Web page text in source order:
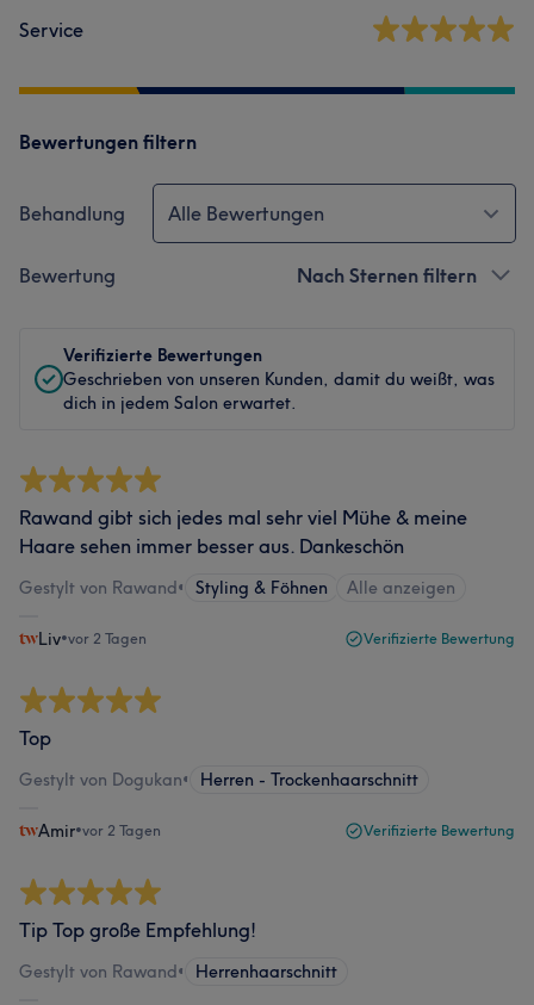
Service
Bewertungen filtern
Behandlung Alle Bewertungen
Bewertung Nach Sternen filtern
Verifizierte Bewertungen
Geschrieben von unseren Kunden, damit du weißt, was
dich in jedem Salon erwartet.
Rawand gibt sich jedes mal sehr viel Mühe & meine
Haare sehen immer besser aus. Dankeschön
Gestylt von Rawand• Styling & Föhnen Alle anzeigen
Liv•vor 2 Tagen Verifizierte Bewertung
Top
Gestylt von Dogukan• Herren - Trockenhaarschnitt
Amir•vor 2 Tagen Verifizierte Bewertung
Tip Top große Empfehlung!
Gestylt von Rawand• Herrenhaarschnitt